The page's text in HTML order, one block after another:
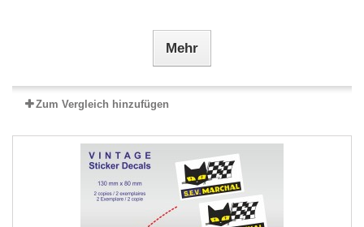
Mehr
Zum Vergleich hinzufügen